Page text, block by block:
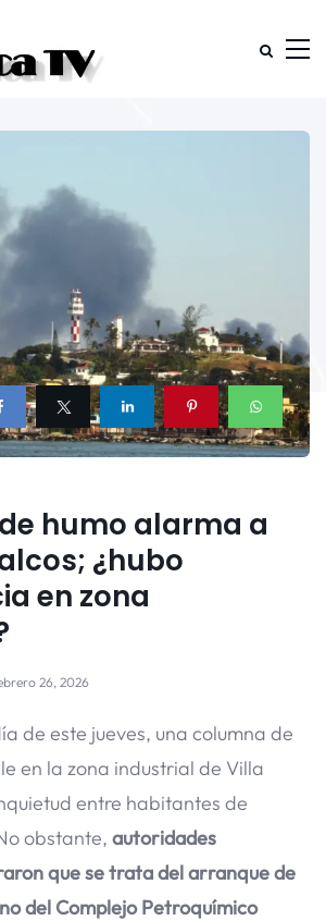
humo alarma a
¿hubo
en zona
26, 2026
de este jueves, una columna de
en la zona industrial de Villa
entre habitantes de
obstante, autoridades
que se trata del arranque de
del Complejo Petroquímico